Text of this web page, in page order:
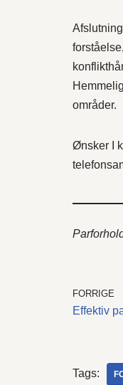
områder.
Ønsker I
FORRIGE
Effektiv
Tags: